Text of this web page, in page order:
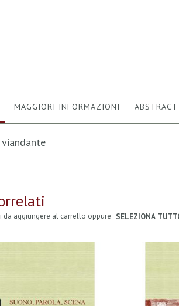
viandante
MAGGIORI INFORMAZIONI ABSTRACT
aggiungere al carrello oppure SELEZIONA